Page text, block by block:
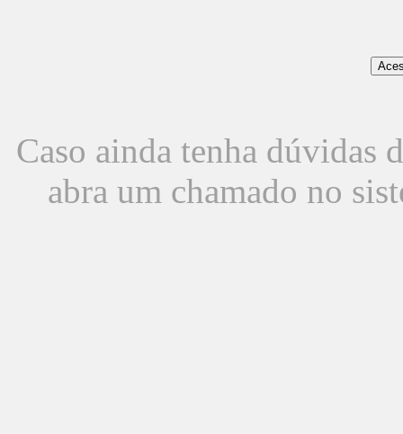
Caso ainda tenha dúvidas
abra um chamado no